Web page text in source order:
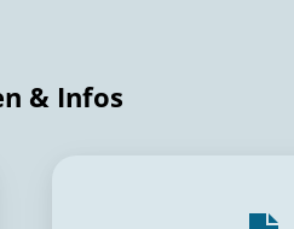
& Infos